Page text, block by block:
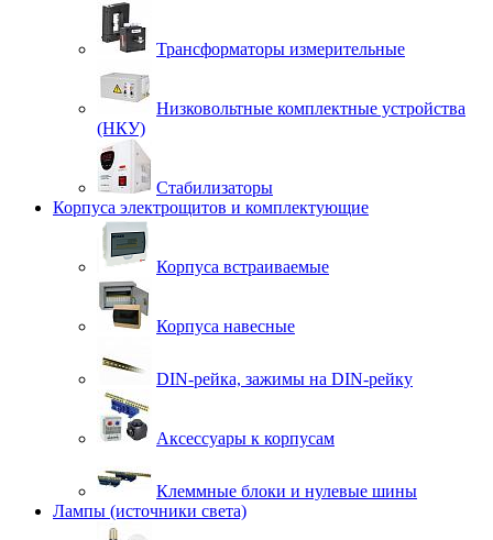
Трансформаторы измерительные
Низковольтные комплектные устройства
(НКУ)
Стабилизаторы
Корпуса электрощитов и комплектующие
Корпуса встраиваемые
Корпуса навесные
DIN-рейка, зажимы на DIN-рейку
Аксессуары к корпусам
Клеммные блоки и нулевые шины
Лампы (источники света)